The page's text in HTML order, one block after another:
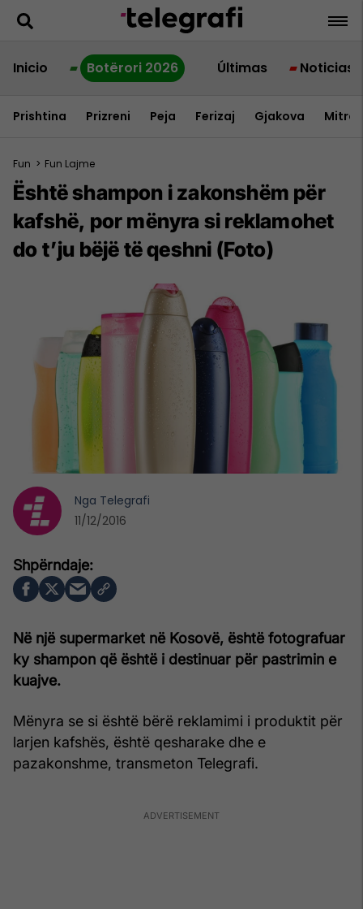
Inicio Botërori 2026 Últimas Noticias
Prishtina Prizreni Peja Ferizaj Gjakova
Fun > Fun Lajme
Është shampon i zakonshëm për
kafshë, por mënyra si reklamohet
do t’ju bëjë të qeshni (Foto)
Në një supermarket në Kosovë, është fotografuar
ky shampon që është i destinuar për pastrimin e
kuajve.
Mënyra se si është bërë reklamimi i produktit për
larjen kafshës, është qesharake dhe e
pazakonshme, transmeton Telegrafi.
Nga Telegrafi
11/12/2016